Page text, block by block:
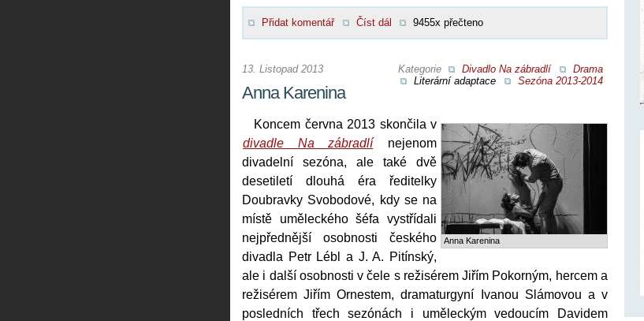
Přidat komentář Číst dál 9455x přečteno
Kategorie Divadlo Na zábradlí
Drama
Literární adaptace
Sezóna 2013-2014
13. Listopad 2013
Anna Karenina
Anna Karenina
Koncem června 2013 skončila v
divadle Na zábradlí nejenom
divadelní sezóna, ale také dvě
desetiletí dlouhá éra ředitelky
Doubravky Svobodové, kdy se na
místě uměleckého šéfa vystřídali
nejpřednější osobnosti českého
divadla Petr Lébl a J. A. Pitínský,
ale i další osobnosti v čele s režisérem Jiřím Pokorným, hercem a
režisérem Jiřím Ornestem, dramaturgyní Ivanou Slámovou a v
posledních třech sezónách i uměleckým vedoucím Davidem